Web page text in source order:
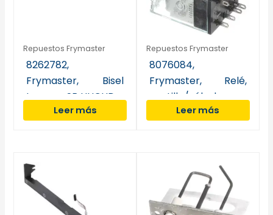
Repuestos Frymaster
8262782,
Frymaster, Bisel
trasero, SB UHCHD
Leer más
Repuestos Frymaster
8076084,
Frymaster, Relé,
pestillo/válvula,
DPDT, 7 A, 12 V
Leer más